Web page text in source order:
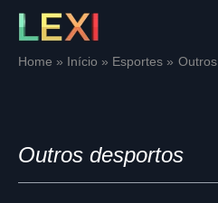
Skip
contentHome Início Esportes
Outros desportos